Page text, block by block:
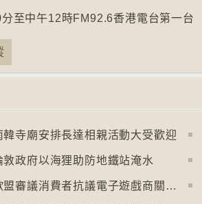
至中午12時FM92.6香港電台第一台
韓寺廟安排長達相親活動大受歡迎
敦政府以海狸助防地鐵站淹水
【十萬八千里】歐盟審議消費者抗議電子遊戲商關閉伺服器